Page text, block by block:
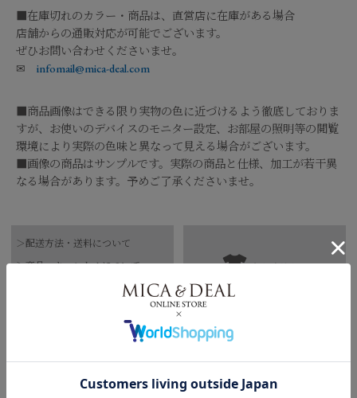
■在庫切れのカラー・商品は、直営店に在庫がある場合
店舗からの通販対応が可能でございます。
ぜひお問い合わせくださいませ。
✉infomail@mica-deal.com
■商品画像はできる限り実物の色に近づけるよう徹底しておりま
すが、お使いのデバイスのモニター設定、お部屋の照明等の閲覧
環境により実際の色味と異なって見える場合がございます。
■画像の商品はサンプルです。実際の商品と仕様、加工が若干異
なる場合があります。予めご了承くださいませ。
水洗い可
*詳しくは商品の洗濯表示にてご確認をお願
い致します。
【お届け希望日につきまして】
※最短日のお届けとなります。
通常は、平日営業日２～５日以内の発送となります。
＞配送方法・送料について
＞商品・キャンセルについて
＞直営店へのお問い合わせはこちら
サイズガイド
158cm 51kgRecommended
Find out more on your body type